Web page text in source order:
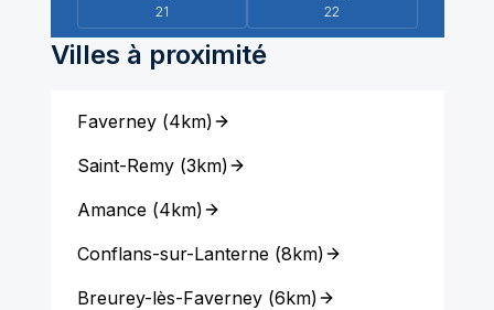
21
22
Villes à proximité
Faverney(4km)
Saint-Remy(3km)
Amance(4km)
Conflans-sur-Lanterne(8km)
Breurey-lès-Faverney(6km)